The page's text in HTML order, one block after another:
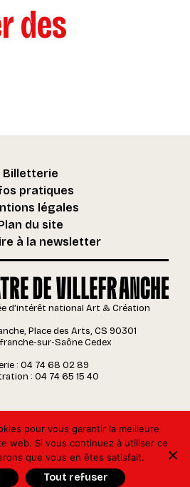
des
Billetterie
pratiques
légales
du site
à la newsletter
d’intérêt national Art & Création
Place des Arts, CS 90301
sur-Saône Cedex
: 04 74 68 02 89
: 04 74 65 15 40
pour vous garantir la meilleure
web. Si vous continuez à utiliser ce
que vous en êtes satisfait.
Tout refuser